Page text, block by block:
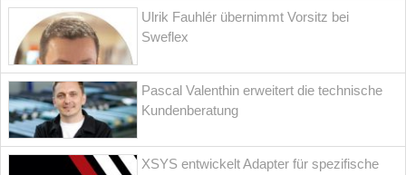
Ulrik Fauhlér übernimmt Vorsitz bei
Sweflex
Pascal Valenthin erweitert die technische
Kundenberatung
XSYS entwickelt Adapter für spezifische